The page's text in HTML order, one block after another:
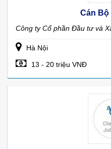
Cán Bộ
Công ty Cổ phần Đầu tư và
Hà Nội
13 - 20 triệu VNĐ